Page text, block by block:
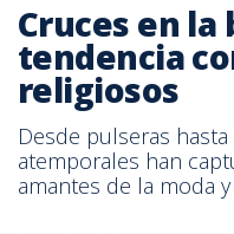
Cruces en
tendencia
religiosos
Desde pulseras
atemporales han
amantes de la moda